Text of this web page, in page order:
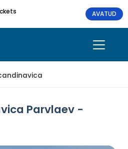
AVATUD
Parvlaev -